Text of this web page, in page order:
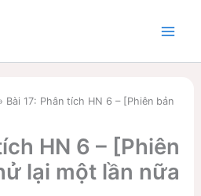
Bài 17: Phân tích HN 6 – [Phiên bản
HN 6 – [Phiên
lại một lần nữa